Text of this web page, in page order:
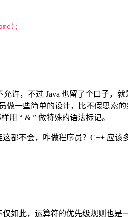
许，不过 Java 也留了个口子，就
做一些简单的设计，比不假思索的
用 “ & ” 做特殊的语法标记。
都不会，咋做程序员？C++ 应该
如此，运算符的优先级规则也是